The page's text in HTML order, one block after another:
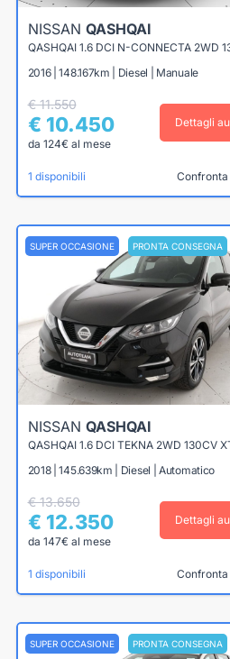
NISSAN QASHQAI
QASHQAI 1.6 DCI N-CONNECTA 2WD
2016 | 148.167km | Diesel | Manuale
€ 11.550
€ 10.450
da 124€ al mese
Dettagli
1 disponibili Confronta
SUPER OCCASIONE PRONTA CONSEGNA
NISSAN QASHQAI
2018 | 145.639km | Diesel | Automatico
€ 13.650
€ 12.350
da 147€ al mese
Dettagli
1 disponibili Confronta
SUPER OCCASIONE PRONTA CONSEGNA